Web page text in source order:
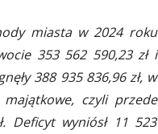
miasta w 2024 roku
353 562 590,23 zł i
388 935 836,96 zł, w
czyli przede
Deficyt wyniósł 11 523